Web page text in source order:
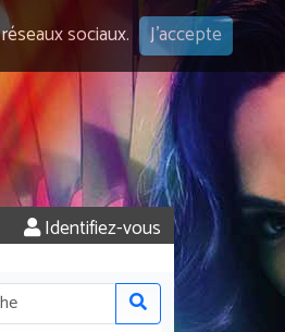
sociaux. J'accepte
Identifiez-vous